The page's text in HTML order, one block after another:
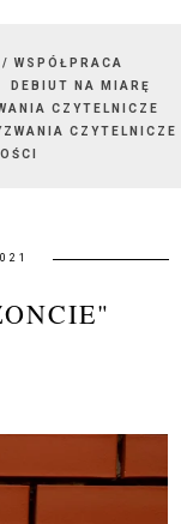
/ WSPÓŁPRACA
DEBIUT NA MIARĘ
CZYTELNICZE
CZYTELNICZE